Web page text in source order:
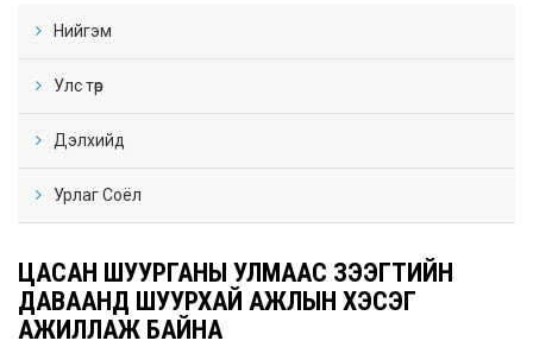
Нийгэм
Улс төр
Дэлхийд
Урлаг Соёл
ЦАСАН ШУУРГАНЫ УЛМААС ЗЭЭГТИЙН
ДАВААНД ШУУРХАЙ АЖЛЫН ХЭСЭГ
АЖИЛЛАЖ БАЙНА